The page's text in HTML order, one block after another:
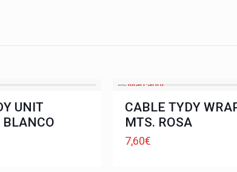
UNIT
BLANCO
CABLE TYDY
MTS. ROSA
7,60€